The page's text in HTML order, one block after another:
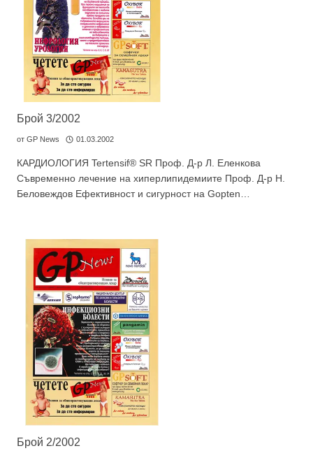
Брой 3/2002
от GP News 01.03.2002
КАРДИОЛОГИЯ Tertensif® SR Проф. Д-р Л. Еленкова
Съвременно лечение на хиперлипидемиите Проф. Д-р Н.
Беловеждов Ефективност и сигурност на Gopten…
Брой 2/2002
За да можеда виждате специализирано медицинско
съдържание, трябва да декларирате, че сте
специалист
Не съм медицински специалист